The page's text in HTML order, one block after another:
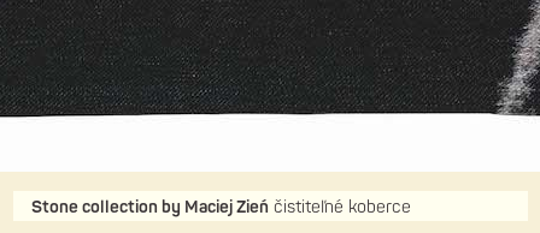
Stone collection by Maciej Zień čistiteľné koberce